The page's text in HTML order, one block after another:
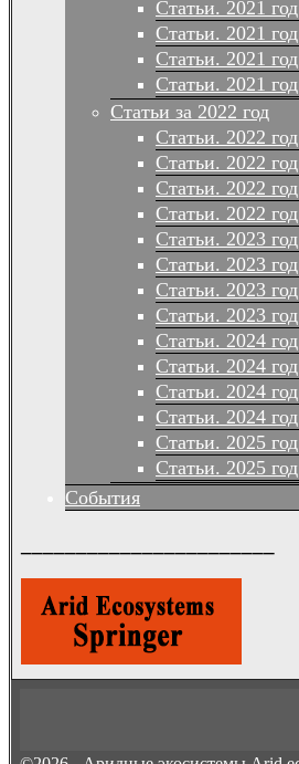
Статьи. 2021
Статьи. 2021
Статьи. 2021
Статьи. 2021
Статьи за 2022 год
Статьи. 2022
Статьи. 2022
Статьи. 2022
Статьи. 2022
Статьи. 2023
Статьи. 2023
Статьи. 2023
Статьи. 2023
Статьи. 2024
Статьи. 2024
Статьи. 2024
Статьи. 2024
Статьи. 2025
Статьи. 2025
События